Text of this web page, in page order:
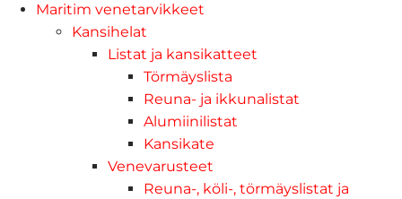
Maritim venetarvikkeet
Kansihelat
Listat ja kansikatteet
Törmäyslista
Reuna- ja ikkunalistat
Alumiinilistat
Kansikate
Venevarusteet
Reuna-, köli-, törmäyslistat ja